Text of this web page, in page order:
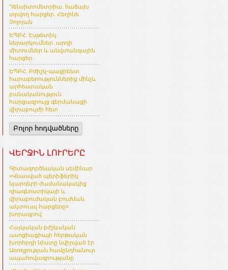
Դենսիտոմետրիա. հաճախ
տրվող հարցեր. Հեղինե
Չոլոյան
ԵՊԲՀ. Էսթետիկ
ներարկումներ. արդի
միտումներ և անվտանգային
հարցեր
ԵՊԲՀ. Բժիշկ-պացիենտ
հարաբերություններից մինչև
արհեստական
բանականություն.
հարցազրույց գերմանացի
վիրաբույժի հետ
Բոլոր հոդվածները
ՎԵՐՋԻՆ ԼՈՒՐԵՐԸ
Գիտագործնական սեմինար
«Վնասված պերիֆերիկ
նյարդերի ժամանակակից
դիագնոստիկայի և
վիրաբուժական բուժման
ակտուալ հարցերը»
խորագրով
Հայկական բժշկական
ասոցիացիայի հերթական
խորհրդի նիստը նվիրված էր
Առողջության համընդհանուր
ապահովագրությանը